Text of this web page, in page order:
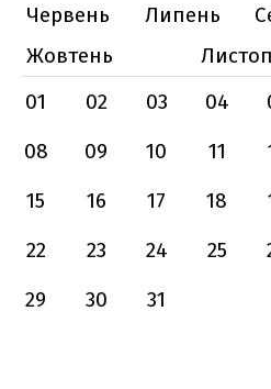
Червень
Липень
Жовтень
01
02 03 04
08
09 10 11
15
16 17 18
22
23 24 25
29
30 31